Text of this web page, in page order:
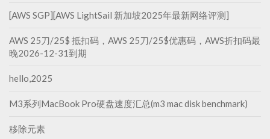
[AWS SGP][AWS LightSail 新加坡2025年最新网络评测]
AWS 25刀/25$ 抵扣码，AWS 25刀/25$优惠码，AWS折扣码最
晚2026-12-31到期
hello,2025
M3系列MacBook Pro硬盘速度汇总(m3 mac disk benchmark)
移除元素